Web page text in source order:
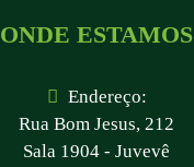
ONDE ESTAMOS
Endereço:
Rua Bom Jesus, 212
Sala 1904 - Juvevê